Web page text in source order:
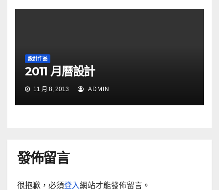
設計作品
2011 月曆設計
11 月 8, 2013 ADMIN
發佈留言
很抱歉，必須登入網站才能發佈留言。